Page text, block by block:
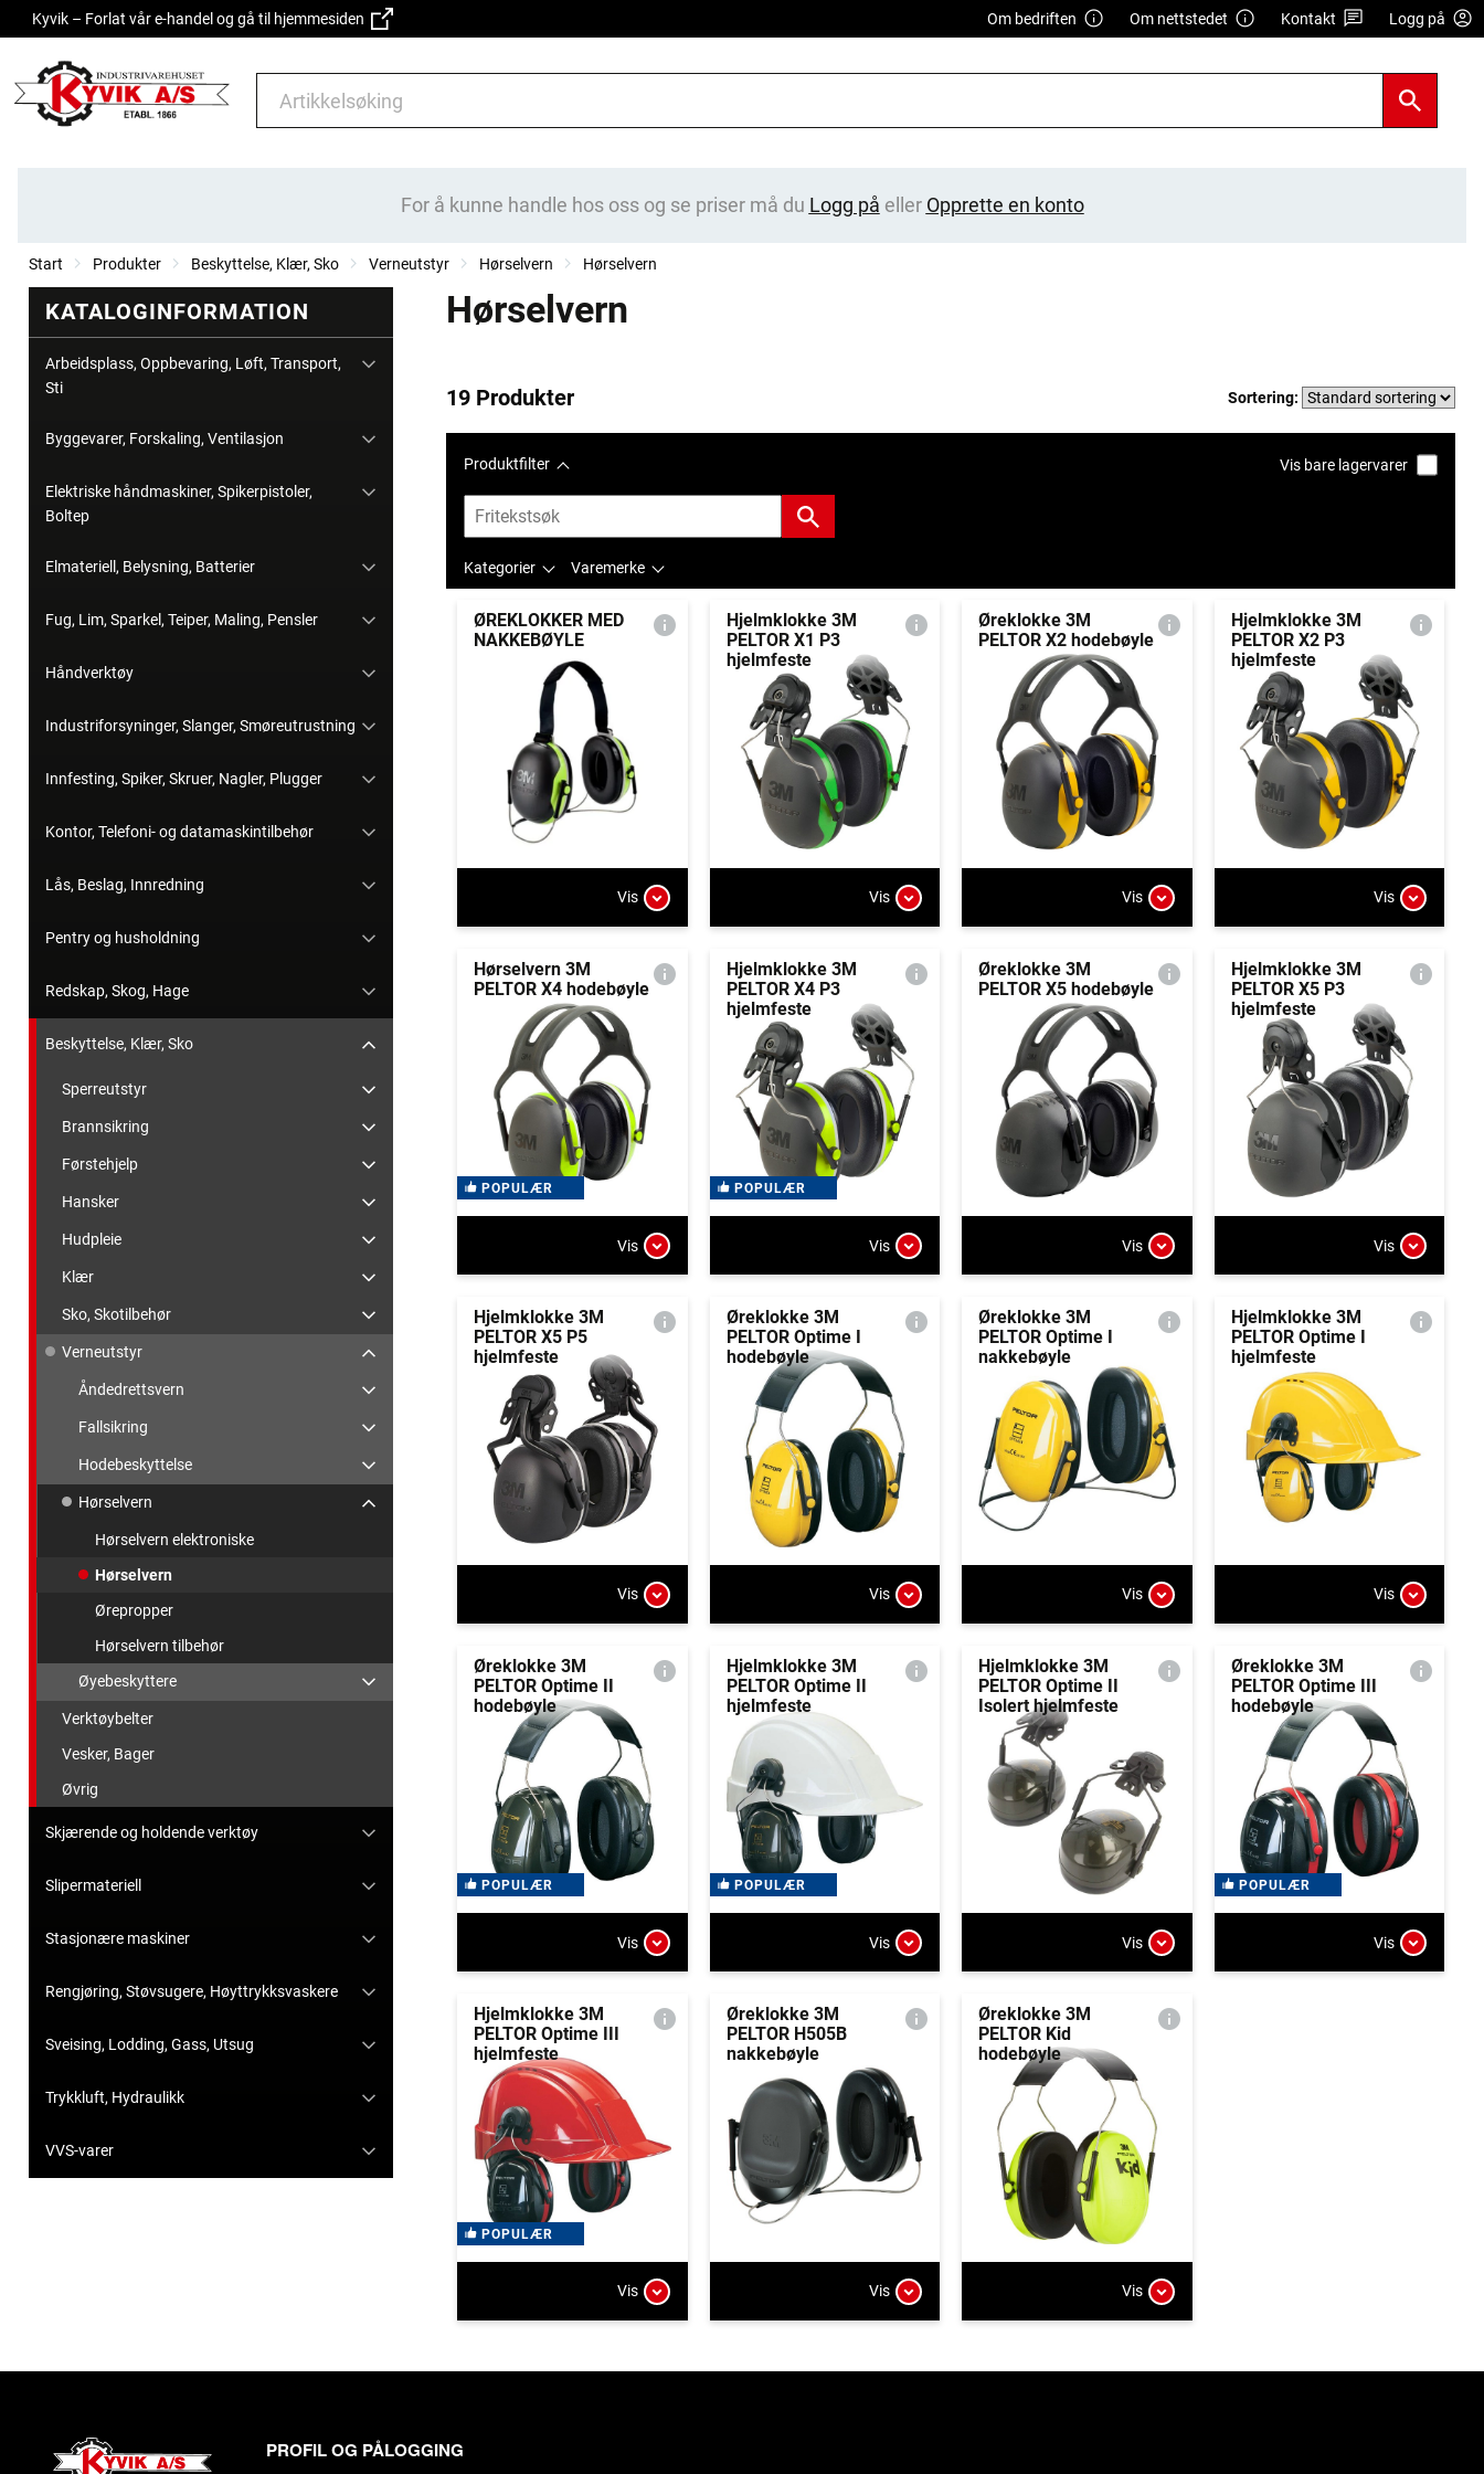
Kyvik – Forlat vår e-handel og gå til hjemmesiden Om bedriften Om nettstedet Kontakt Logg på
For å kunne handle hos oss og se priser må du Logg på eller Opprette en konto
Start Produkter Beskyttelse, Klær, Sko Verneutstyr Hørselvern Hørselvern
KATALOGINFORMATION
Arbeidsplass, Oppbevaring, Løft, Transport,
Sti
Byggevarer, Forskaling, Ventilasjon
Elektriske håndmaskiner, Spikerpistoler,
Boltep
Elmateriell, Belysning, Batterier
Fug, Lim, Sparkel, Teiper, Maling, Pensler
Håndverktøy
Industriforsyninger, Slanger, Smøreutrustning
Innfesting, Spiker, Skruer, Nagler, Plugger
Kontor, Telefoni- og datamaskintilbehør
Lås, Beslag, Innredning
Pentry og husholdning
Redskap, Skog, Hage
Beskyttelse, Klær, Sko
Sperreutstyr
Brannsikring
Førstehjelp
Hansker
Hudpleie
Klær
Sko, Skotilbehør
Verneutstyr
Åndedrettsvern
Fallsikring
Hodebeskyttelse
Hørselvern
Hørselvern elektroniske
Hørselvern
Ørepropper
Hørselvern tilbehør
Øyebeskyttere
Verktøybelter
Vesker, Bager
Øvrig
Skjærende og holdende verktøy
Slipermateriell
Stasjonære maskiner
Rengjøring, Støvsugere, Høyttrykksvaskere
Sveising, Lodding, Gass, Utsug
Trykkluft, Hydraulikk
VVS-varer
Hørselvern
19 Produkter Sortering:
Produktfilter Vis bare lagervarer
Kategorier Varemerke
ØREKLOKKER MED
NAKKEBØYLE
Vis
Hjelmklokke 3M
PELTOR X1 P3
hjelmfeste
Vis
Øreklokke 3M
PELTOR X2 hodebøyle
Vis
Hjelmklokke 3M
PELTOR X2 P3
hjelmfeste
Vis
Hørselvern 3M
PELTOR X4 hodebøyle
POPULÆR
Vis
Hjelmklokke 3M
PELTOR X4 P3
hjelmfeste
POPULÆR
Vis
Øreklokke 3M
PELTOR X5 hodebøyle
Vis
Hjelmklokke 3M
PELTOR X5 P3
hjelmfeste
Vis
Hjelmklokke 3M
PELTOR X5 P5
hjelmfeste
Vis
Øreklokke 3M
PELTOR Optime I
hodebøyle
Vis
Øreklokke 3M
PELTOR Optime I
nakkebøyle
Vis
Hjelmklokke 3M
PELTOR Optime I
hjelmfeste
Vis
Øreklokke 3M
PELTOR Optime II
hodebøyle
POPULÆR
Vis
Hjelmklokke 3M
PELTOR Optime II
hjelmfeste
POPULÆR
Vis
Hjelmklokke 3M
PELTOR Optime II
Isolert hjelmfeste
Vis
Øreklokke 3M
PELTOR Optime III
hodebøyle
POPULÆR
Vis
Hjelmklokke 3M
PELTOR Optime III
hjelmfeste
POPULÆR
Vis
Øreklokke 3M
PELTOR H505B
nakkebøyle
Vis
Øreklokke 3M
PELTOR Kid
hodebøyle
Vis
PROFIL OG PÅLOGGING